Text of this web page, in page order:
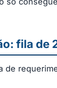
fila de
de